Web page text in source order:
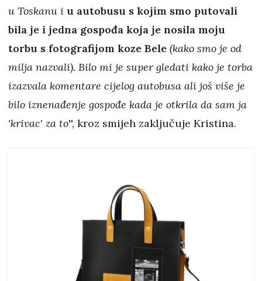
u Toskanu i u autobusu s kojim smo putovali
bila je i jedna gospođa koja je nosila moju
torbu s fotografijom koze Bele (kako smo je od
milja nazvali). Bilo mi je super gledati kako je torba
izazvala komentare cijelog autobusa ali još više je
bilo iznenađenje gospođe kada je otkrila da sam ja
'krivac' za to'', kroz smijeh zaključuje Kristina.